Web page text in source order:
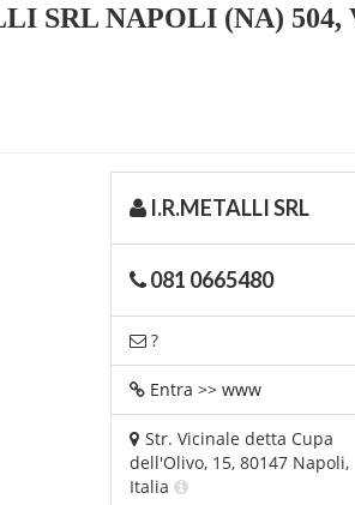
NAPOLI (NA) 504,
I.R.METALLI SRL
081 0665480
?
Entra >> www
Str. Vicinale detta Cupa
dell'Olivo, 15, 80147 Napoli,
Italia